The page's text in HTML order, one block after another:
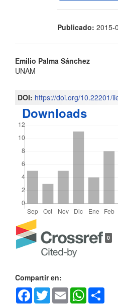
Publicado: 2015-
Contenido
del
artículo
Emilio Palma Sánchez
UNAM
DOI: https://doi.org/10.22201/
Downloads
Detalles
del
artículo
0
Compartir en:
Facebook
TwitterEmail WhatsApp